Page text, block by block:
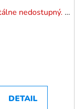
ABNW-35M
Momentálne nedostupný. Pozrite si naše varianty.
DETAIL